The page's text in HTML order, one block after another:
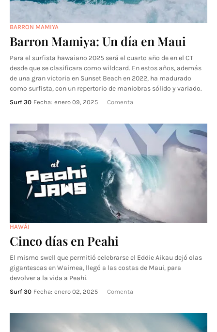
BARRON MAMIYA
Barron Mamiya: Un día en Maui
Para el surfista hawaiano 2025 será el cuarto año de en el CT
desde que se clasificara como wildcard. En estos años, además
de una gran victoria en Sunset Beach en 2022, ha madurado
como surfista, con un repertorio de maniobras sólido y variado.
Surf 30 Fecha: enero 09, 2025 Comenta
HAWÁI
Cinco días en Peahi
El mismo swell que permitió celebrarse el Eddie Aikau dejó olas
gigantescas en Waimea, llegó a las costas de Maui, para
devolver a la vida a Peahi.
Surf 30 Fecha: enero 02, 2025 Comenta